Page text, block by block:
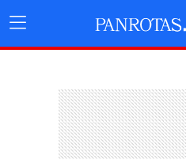
Menu
Principal